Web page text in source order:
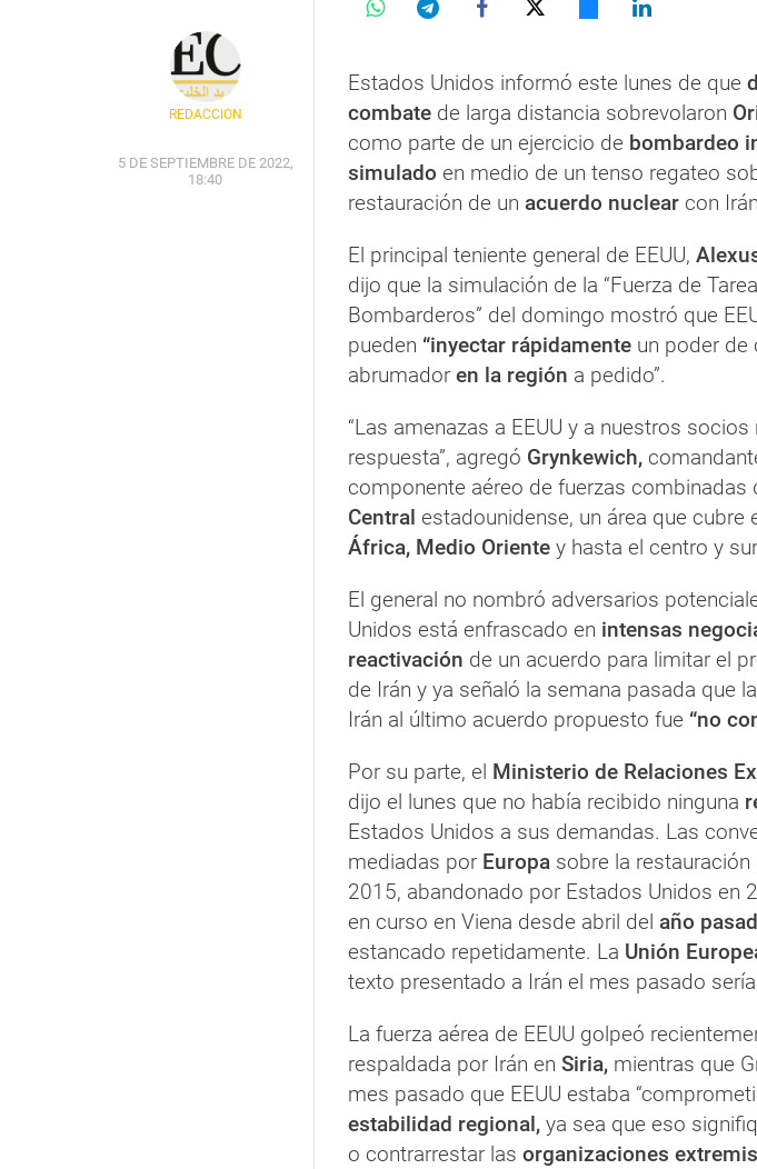
REDACCIÓN
5 DE SEPTIEMBRE DE 2022,
18:40
Estados Unidos informó este lunes de que
combate de larga distancia sobrevolaron
como parte de un ejercicio de bombardeo
simulado en medio de un tenso regateo
restauración de un acuerdo nuclear con
El principal teniente general de EEUU,
dijo que la simulación de la “Fuerza de
Bombarderos” del domingo mostró que
pueden “inyectar rápidamente un poder de
abrumador en la región a pedido”.
“Las amenazas a EEUU y a nuestros
respuesta”, agregó Grynkewich,
componente aéreo de fuerzas combinadas
Central estadounidense, un área que cubre
África, Medio Oriente y hasta el centro y
El general no nombró adversarios
Unidos está enfrascado en intensas
reactivación de un acuerdo para limitar el
de Irán y ya señaló la semana pasada que la
Irán al último acuerdo propuesto fue “no
Por su parte, el Ministerio de Relaciones
dijo el lunes que no había recibido ninguna
Estados Unidos a sus demandas. Las
mediadas por Europa sobre la
2015, abandonado por Estados Unidos en
en curso en Viena desde abril del año
estancado repetidamente. La Unión
texto presentado a Irán el mes pasado
La fuerza aérea de EEUU golpeó
respaldada por Irán en Siria, mientras que
mes pasado que EEUU estaba
estabilidad regional, ya sea que eso
o contrarrestar las organizaciones